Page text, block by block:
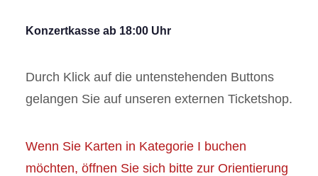
Konzertkasse ab 18:00 Uhr
Durch Klick auf die untenstehenden Buttons
gelangen Sie auf unseren externen Ticketshop.
Wenn Sie Karten in Kategorie I buchen
möchten, öffnen Sie sich bitte zur Orientierung